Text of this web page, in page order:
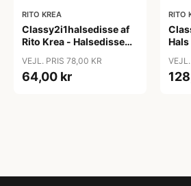
RITO KREA
Classy2i1halsedisse af
Rito Krea - Halsedisse
VEJL. PRIS 78,00 KR
64,00 kr
RITO